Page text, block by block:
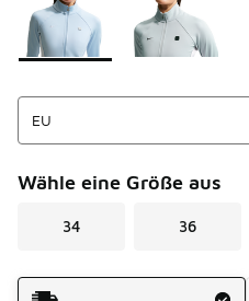
Wähle eine Größe aus
34 36
Versandart